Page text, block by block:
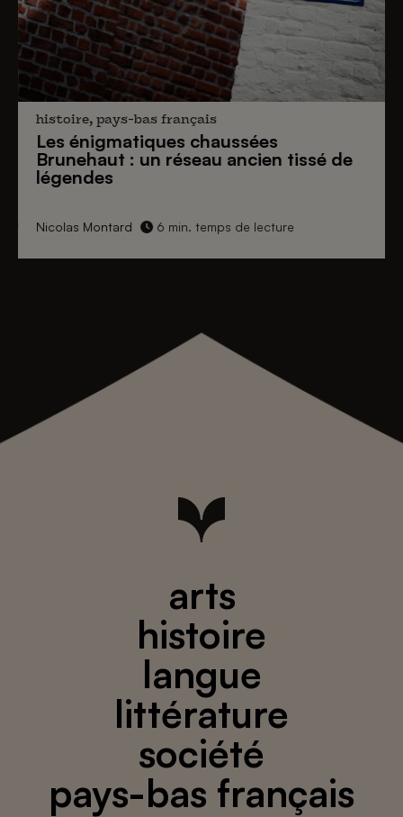
histoire, pays-bas français
Les énigmatiques chaussées
Brunehaut : un réseau ancien tissé de
légendes
Nicolas Montard 6 min. temps de lecture
arts
histoire
langue
littérature
société
pays-bas français